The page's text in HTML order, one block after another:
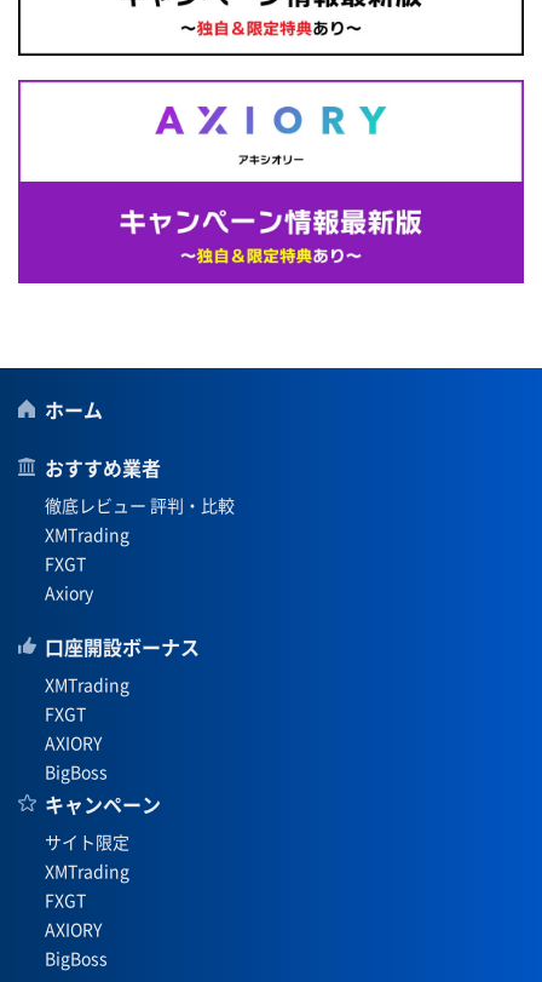
ホーム
おすすめ業者
徹底レビュー 評判・比較
XMTrading
FXGT
Axiory
口座開設ボーナス
XMTrading
FXGT
AXIORY
BigBoss
キャンペーン
サイト限定
XMTrading
FXGT
AXIORY
BigBoss